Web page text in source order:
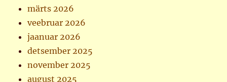
märts 2026
veebruar 2026
jaanuar 2026
detsember 2025
november 2025
august 2025